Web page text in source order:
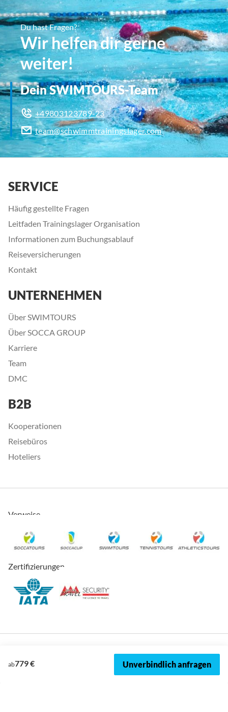
ab779 € Unverbindlich anfragen
Du hast Fragen?
Wir helfen dir gerne
weiter!
Dein SWIMTOURS-Team
+49803123789-23
team@schwimmtrainingslager.com
SERVICE
Häufig gestellte Fragen
Leitfaden Trainingslager Organisation
Informationen zum Buchungsablauf
Reiseversicherungen
Kontakt
UNTERNEHMEN
Über SWIMTOURS
Über SOCCA GROUP
Karriere
Team
DMC
B2B
Kooperationen
Reisebüros
Hoteliers
Verweise
Zertifizierungen